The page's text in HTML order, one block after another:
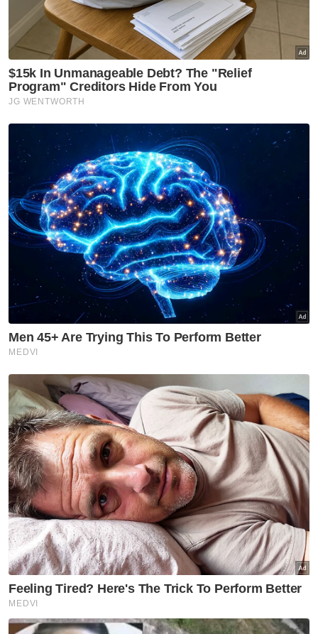
Budaya
Artikel Disyorkan
Perak
PMG Healthcare Group cipta
rekod MBOR, latih 14,813
pelajar kuasai CPR
Perak
'Saya lalu tempat itu banyak
kali, tapi tak nampak jasad
Nadzirul Syamin' - Rakan
Perak
Tular ikan lumba-lumba mati
terdampar di Ban Pecah
Perak
Habuan RM6,000 menanti atlet
Perak raih emas SUKMA